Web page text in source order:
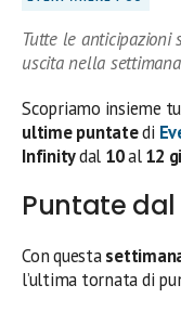
Tutte le
uscita nella
Scopriamo insieme
ultime puntatedi
Infinitydal 10al12
Puntate dal
Con questa
l’ultima tornata di